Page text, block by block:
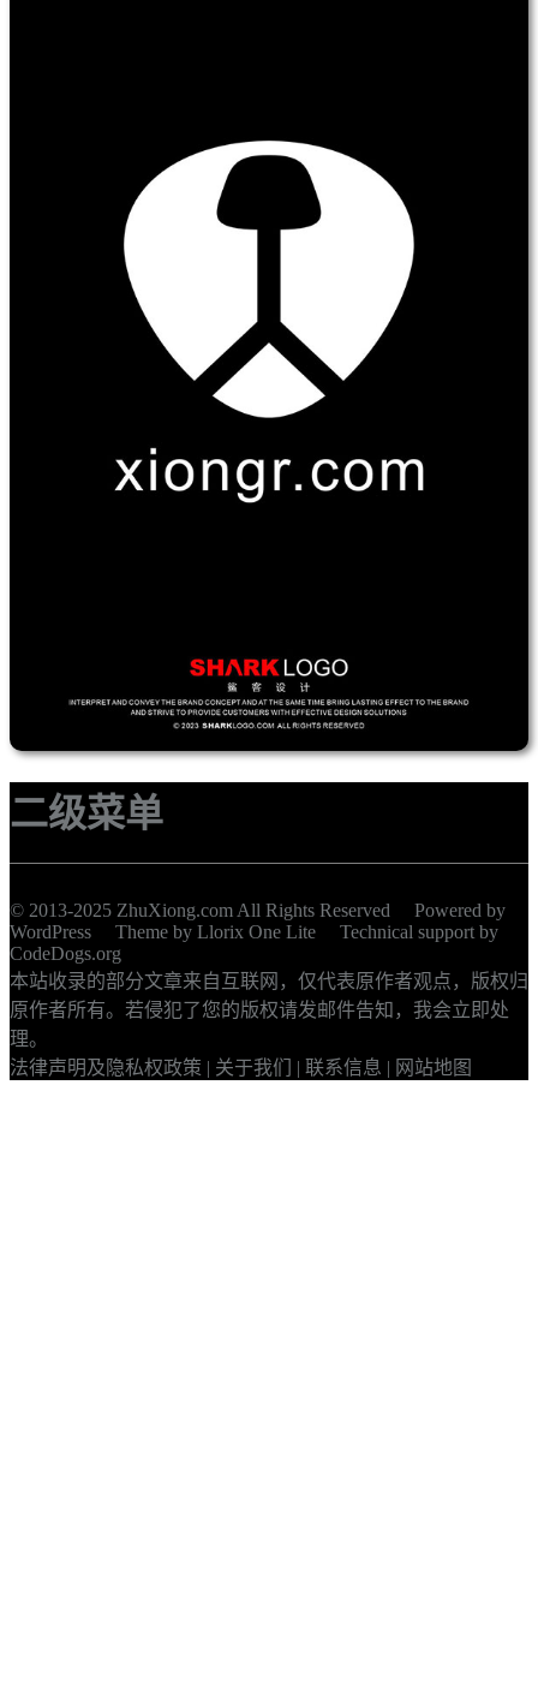
二级菜单
© 2013-2025 ZhuXiong.com All Rights Reserved Powered by
WordPress Theme by Llorix One Lite Technical support by
CodeDogs.org
本站收录的部分文章来自互联网，仅代表原作者观点，版权归
原作者所有。若侵犯了您的版权请发邮件告知，我会立即处
理。
法律声明及隐私权政策 | 关于我们 | 联系信息 | 网站地图